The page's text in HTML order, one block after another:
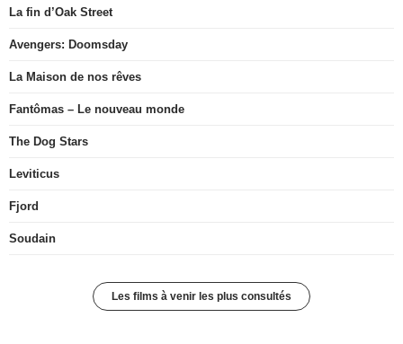
La fin d’Oak Street
Avengers: Doomsday
La Maison de nos rêves
Fantômas – Le nouveau monde
The Dog Stars
Leviticus
Fjord
Soudain
Les films à venir les plus consultés